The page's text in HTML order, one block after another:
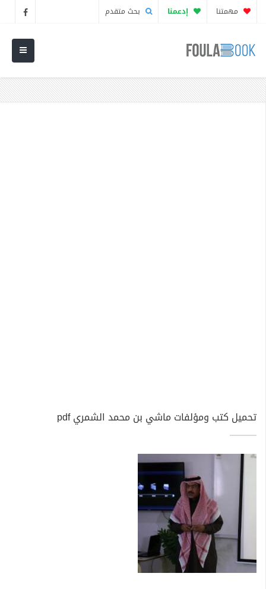
مهمتنا إدعمنا بحث متقدم
تحميل كتب ومؤلفات ماشي بن محمد الشمري pdf